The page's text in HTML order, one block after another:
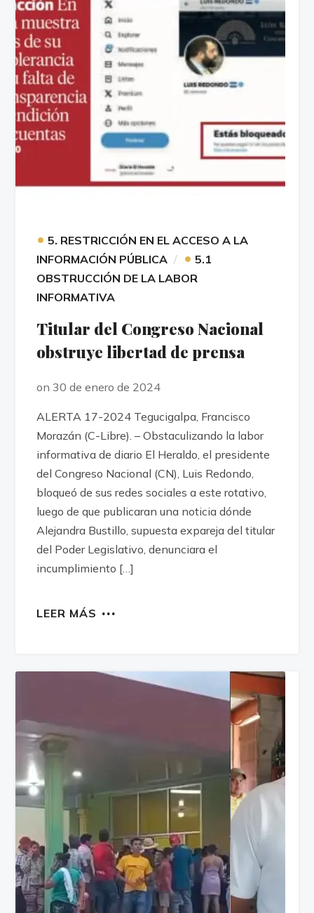
• 5. RESTRICCIÓN EN EL ACCESO A LA
INFORMACIÓN PÚBLICA
• 5.1
OBSTRUCCIÓN DE LA LABOR
INFORMATIVA
Titular del Congreso Nacional
obstruye libertad de prensa
on 30 de enero de 2024
ALERTA 17-2024 Tegucigalpa, Francisco
Morazán (C-Libre). – Obstaculizando la labor
informativa de diario El Heraldo, el presidente
del Congreso Nacional (CN), Luis Redondo,
bloqueó de sus redes sociales a este rotativo,
luego de que publicaran una noticia dónde
Alejandra Bustillo, supuesta expareja del titular
del Poder Legislativo, denunciara el
incumplimiento […]
LEER MÁS